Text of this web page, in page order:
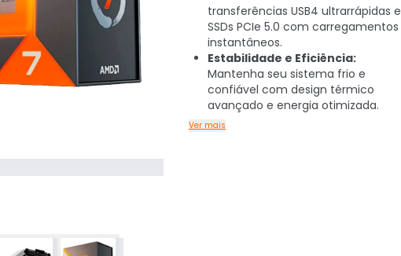
transferências USB4 ultrarrápidas e
SSDs PCIe 5.0 com carregamentos
instantâneos.
Estabilidade e Eficiência:
Mantenha seu sistema frio e
confiável com design térmico
avançado e energia otimizada.
Ver mais